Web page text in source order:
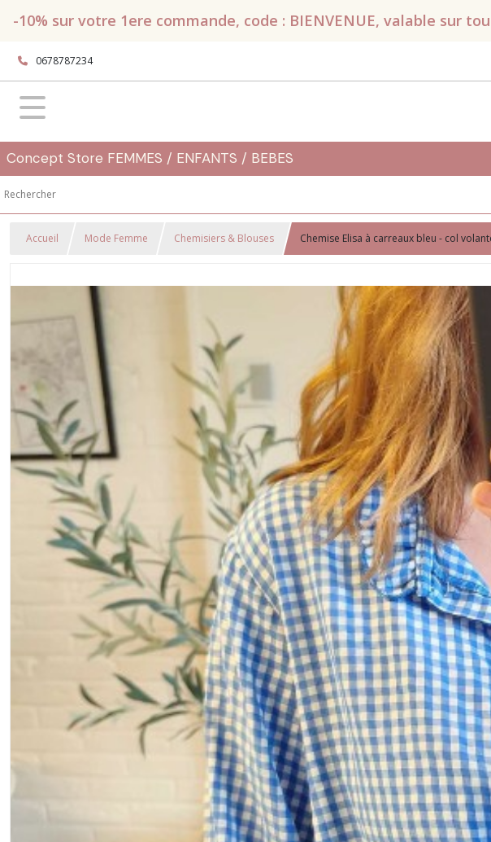
-10% sur votre 1ere commande, code : BIENVENUE, valable sur
0678787234
Concept Store FEMMES / ENFANTS / BEBES
Accueil Mode Femme Chemisiers & Blouses Chemise Elisa à carreaux bleu - col